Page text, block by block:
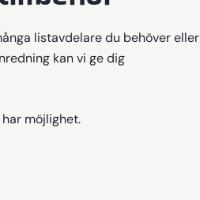
listavdelare du behöver eller
kan vi ge dig
möjlighet.